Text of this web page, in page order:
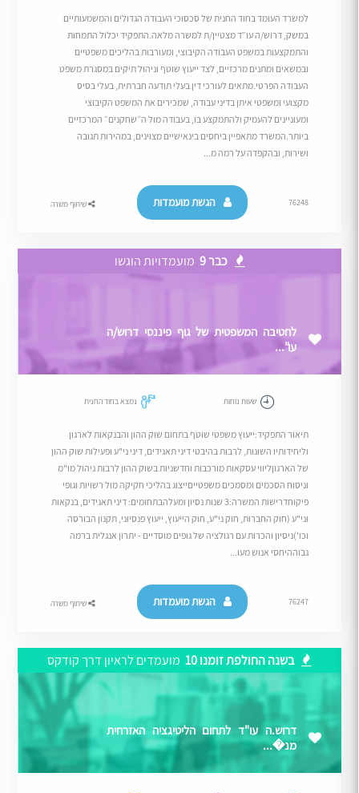
למשרד העומד בחוד החנית של סכסוכי העבודה הגדולים והמשמעותיים
במשק, דרוש/ה עו״ד מצטיין/ת למשרה מלאה.התפקיד יכלול התמחות
והתמקצעות במשפט העבודה הקיבוצי, ומעורבות בהליכים משפטיים
ובמשאים ומתנים מרכזיים, לצד ייעוץ שוטף וניהול תיקים במסגרת משפט
העבודה הפרטי.מתאים לעורכי דין בעלי תודעה חברתית, בעלי בסיס
מקצועי ומשפטי איתן בדיני עבודה, שמכירים את המשפט הקיבוצי
ומעוניינים להעמיק ולהתמקצע בו, בעבודה מול ה״שחקנים״ המרכזיים
ביותר.המשרד מתאפיין ביחסים בינאישיים מצוינים, במהירות תגובה
ושירות, ובהקפדה על רמה מ...
76248 הגשת מועמדות שיתוף משרה
כבר 9 מועמדויות הוגשו
לחטיבה המשפטית של גוף פיננסי דרוש/ה
עו"...
שעות נוחות נמצא בחוד החנית
תיאור התפקיד:ייעוץ משפטי שוטף בתחום שוק ההון והבנקאות לארגון
וליחידותיו השונות, לרבות בהיבטי דיני תאגידים, דיני ני"ע ופעילות שוק ההון
של הארגוןליווי עסקאות מורכבות וחדשניות בשוק ההון לרבות ניהול מו"מ
וניסוח הסכמים ומסמכים משפטייםייצוג בהליכי חקיקה מול רשויות וגופי
פיקוחדרישות המשרה:3 שנות נסיון ומעלהבתחומים: דיני תאגידים, בנקאות
וני"ע (חוק החברות, חוק ני"ע, חוק הייעוץ, ייעוץ פנסיוני, תקנון הבורסה
וכו')ניסיון והכרות עם רגולציה של גופים מוסדיים - יתרון אנגלית ברמה
גבוההיחסי אנוש מעו...
76247 הגשת מועמדות שיתוף משרה
בשנה החולפת זומנו 10 מועמדים לראיון דרך קודקס
דרוש.ה עו"ד לתחום הליטיגציה האזרחית
מנ�...